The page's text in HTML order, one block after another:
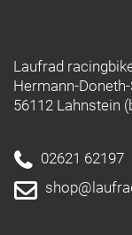
Laufrad
Hermann-Doneth-
56112 Lahnstein
02621 62197